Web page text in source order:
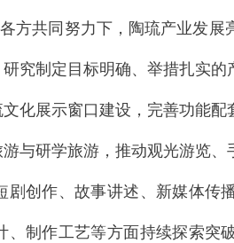
方共同努力下，陶琉产业发展
究制定目标明确、举措扎实的
化展示窗口建设，完善功能
与研学旅游，推动观光游览
创作、故事讲述、新媒体传
制作工艺等方面持续探索突